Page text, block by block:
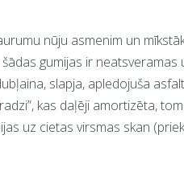
nūju asmenim un
gumijas ir neatsveramas
slapja, apledojuša
kas daļēji amortizēta,
uz cietas virsmas skan